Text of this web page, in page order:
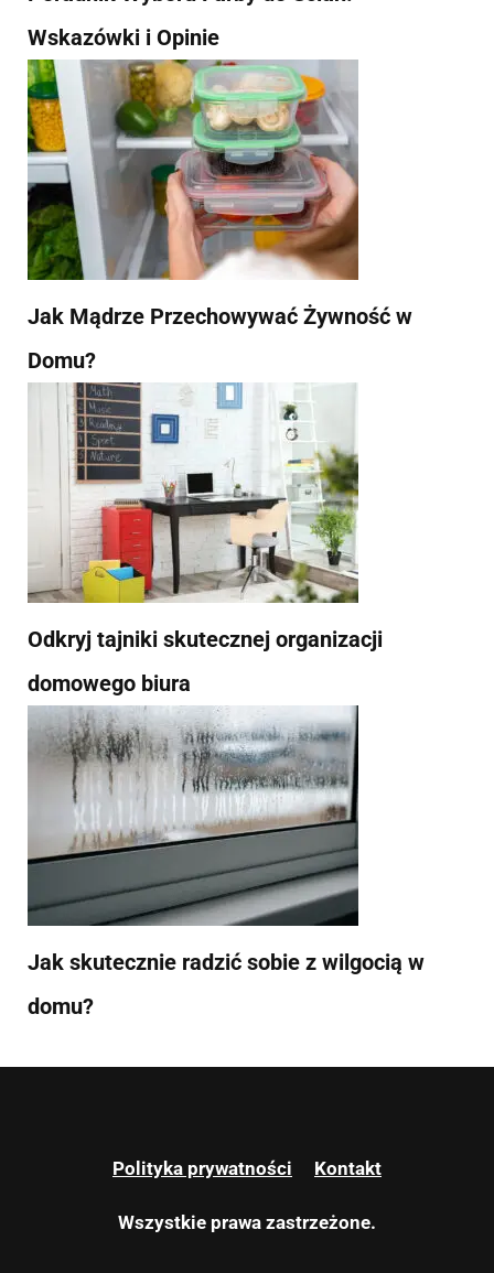
Wskazówki i Opinie
Jak Mądrze Przechowywać Żywność w
Domu?
Odkryj tajniki skutecznej organizacji
domowego biura
Jak skutecznie radzić sobie z wilgocią w
domu?
Polityka prywatności Kontakt
Wszystkie prawa zastrzeżone.